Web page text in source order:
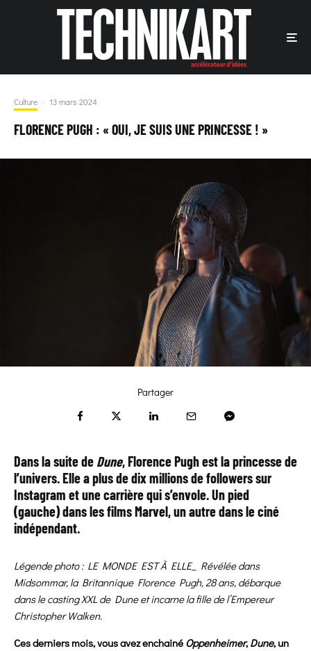
Culture · 13 mars 2024
FLORENCE PUGH : « OUI, JE SUIS UNE PRINCESSE ! »
Partager
Dans la suite de Dune, Florence Pugh est la princesse de
l’univers. Elle a plus de dix millions de followers sur
Instagram et unecarrière qui s’envole. Un pied
(gauche) dans les films Marvel, un autre dans le ciné
indépendant.
Légende photo : LE MONDE EST À ELLE_ Révélée dans
Midsommar, la Britannique Florence Pugh, 28 ans, débarque
dans le casting XXL de Dune et incarne la fille de l’Empereur
Christopher Walken.
Ces derniers mois, vous avez enchainé Oppenheimer, Dune, un